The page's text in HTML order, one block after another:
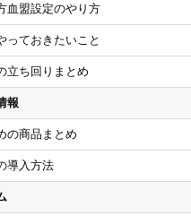
血盟設定のやり方
っておきたいこと
立ち回りまとめ
報
の商品まとめ
導入方法